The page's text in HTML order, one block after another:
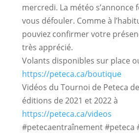
mercredi. La météo s’annonce
vous défouler. Comme à
pouviez confirmer votre
très apprécié.
Volants disponibles sur place
https://peteca.ca/boutique
Vidéos du Tournoi de Peteca
éditions de 2021 et 2022 à
https://peteca.ca/videos
#petecaentraînement #peteca